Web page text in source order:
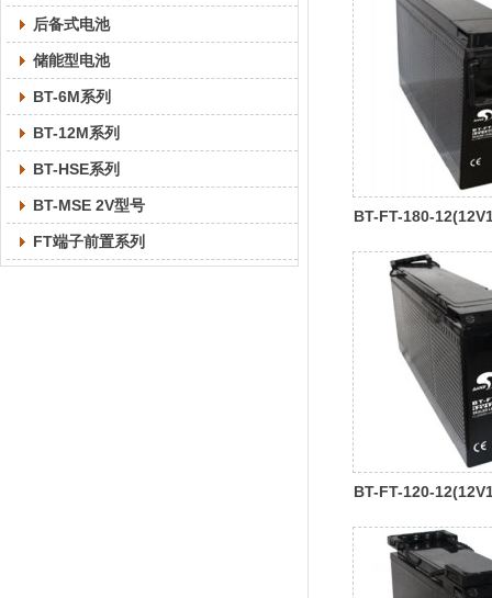
后备式电池
储能型电池
BT-6M系列
BT-12M系列
BT-HSE系列
BT-MSE 2V型号
FT端子前置系列
BT-FT-180-
BT-FT-120-